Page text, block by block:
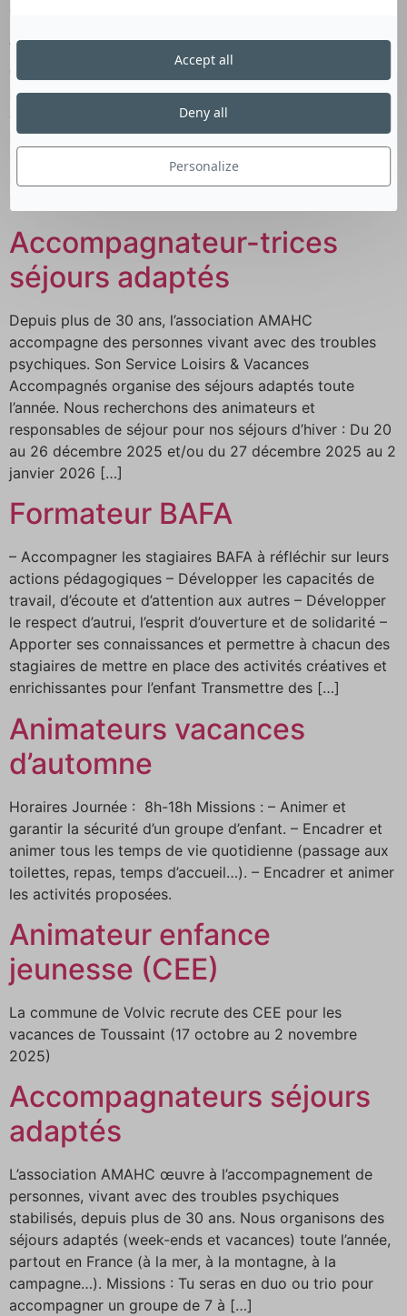
Vous accompagnerez, en binôme ou trinôme, un groupe
de 7 à 10 adultes en situation de handicap psychique
pendant les vacances. Votre rôle consistera notamment
à : Programmer des activités (visites touristiques,
promenades, sortie en ville, activités manuelles…)
Organiser et répartir les tâches quotidiennes telles que
la préparation des repas, l’animation des activités,
Accompagnateur-trices
séjours adaptés
Depuis plus de 30 ans, l’association AMAHC
accompagne des personnes vivant avec des troubles
psychiques. Son Service Loisirs & Vacances
Accompagnés organise des séjours adaptés toute
l’année. Nous recherchons des animateurs et
responsables de séjour pour nos séjours d’hiver : Du 20
au 26 décembre 2025 et/ou du 27 décembre 2025 au 2
janvier 2026 […]
Formateur BAFA
– Accompagner les stagiaires BAFA à réfléchir sur leurs
actions pédagogiques – Développer les capacités de
travail, d’écoute et d’attention aux autres – Développer
le respect d’autrui, l’esprit d’ouverture et de solidarité –
Apporter ses connaissances et permettre à chacun des
stagiaires de mettre en place des activités créatives et
enrichissantes pour l’enfant Transmettre des […]
Animateurs vacances
d’automne
Horaires Journée : 8h-18h Missions : – Animer et
garantir la sécurité d’un groupe d’enfant. – Encadrer et
animer tous les temps de vie quotidienne (passage aux
toilettes, repas, temps d’accueil…). – Encadrer et animer
les activités proposées.
Animateur enfance
jeunesse (CEE)
La commune de Volvic recrute des CEE pour les
vacances de Toussaint (17 octobre au 2 novembre
2025)
Accompagnateurs séjours
adaptés
L’association AMAHC œuvre à l’accompagnement de
personnes, vivant avec des troubles psychiques
stabilisés, depuis plus de 30 ans. Nous organisons des
séjours adaptés (week-ends et vacances) toute l’année,
partout en France (à la mer, à la montagne, à la
campagne…). Missions : Tu seras en duo ou trio pour
accompagner un groupe de 7 à […]
Personalize
Deny all
Accept all